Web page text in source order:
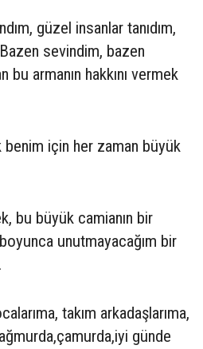
güzel insanlar tanıdım,
sevindim, bazen
armanın hakkını vermek
benim için her zaman büyük
bu büyük camianın bir
unutmayacağım bir
takım arkadaşlarıma,
günde